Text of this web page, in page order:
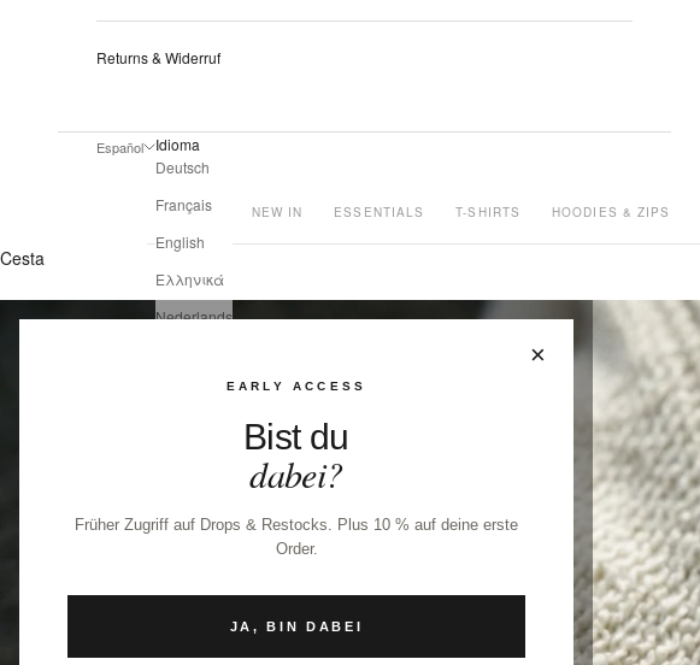
Returns & Widerruf
Español
Idioma
Deutsch
Français
English
Ελληνικά
Nederlands
Українська
NEW IN ESSENTIALS T-SHIRTS HOODIES & ZIPS
Cesta
×
EARLY ACCESS
Bist du
dabei?
Früher Zugriff auf Drops & Restocks. Plus 10 % auf deine erste
Order.
JA, BIN DABEI